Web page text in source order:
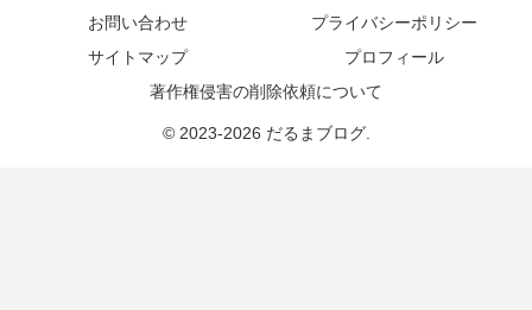
お問い合わせ
プライバシーポリシー
サイトマップ
プロフィール
著作権侵害の削除依頼について
© 2023-2026 だるまブログ.